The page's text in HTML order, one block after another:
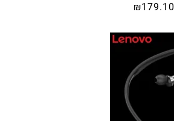
₪179.10